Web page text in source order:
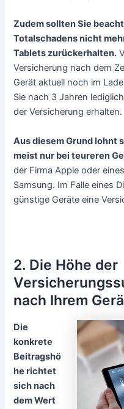
Zudem sollten Sie
Totalschadens nicht
Tablets zurückerhalten.
Versicherung nach dem
Gerät aktuell noch im
Sie nach 3 Jahren
der Versicherung erhalten.
Aus diesem Grund lohnt
meist nur bei teureren
der Firma Apple oder
Samsung. Im Falle eines
günstige Geräte eine
2. Die Höhe der
nach Ihrem
Die
konkrete
Beitragshö
he richtet
sich nach
dem Wert